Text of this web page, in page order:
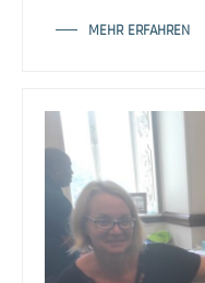
MEHR ERFAHREN